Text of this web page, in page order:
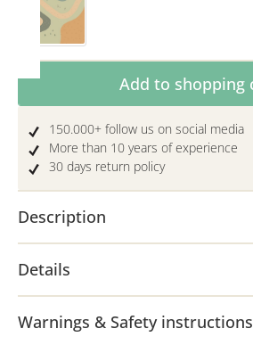
Spielwiese
Product Quantity: Enter
Add to shopping
150.000+ follow us on social media
More than 10 years of experience
30 days return policy
Description
Details
Warnings & Safety instructions